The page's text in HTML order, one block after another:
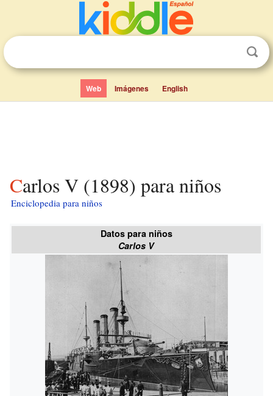
Web Imágenes English
Carlos V (1898) para niños
Enciclopedia para niños
Datos para niños
Carlos V